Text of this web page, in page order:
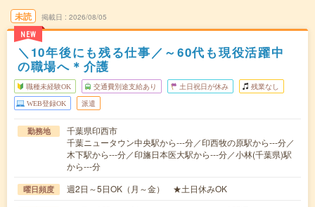
未読
NEW
掲載日 2026/08/05
＼10年後にも残る仕事／～60代も現役活躍中
の職場へ＊介護
職種未経験OK 交通費別途支給あり 土日祝日が休み 残業なし
WEB登録OK 派遣
勤務地
千葉県印西市
千葉ニュータウン中央駅から---分／印西牧の原駅から---分／
木下駅から---分／印旛日本医大駅から---分／小林(千葉県)駅
から---分
曜日頻度 週2日～5日OK（月～金） ★土日休みOK